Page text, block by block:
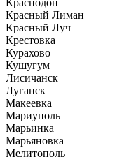
Краснодон
Красный Лиман
Красный Луч
Крестовка
Курахово
Кушугум
Лисичанск
Луганск
Макеевка
Мариуполь
Марьинка
Марьяновка
Мелитополь